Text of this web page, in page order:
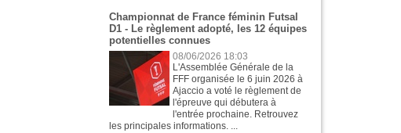
Championnat de France féminin Futsal
D1 - Le règlement adopté, les 12 équipes
potentielles connues
08/06/2026 18:03
L'Assemblée Générale de la
FFF organisée le 6 juin 2026 à
Ajaccio a voté le règlement de
l'épreuve qui débutera à
l'entrée prochaine. Retrouvez
les principales informations. ...